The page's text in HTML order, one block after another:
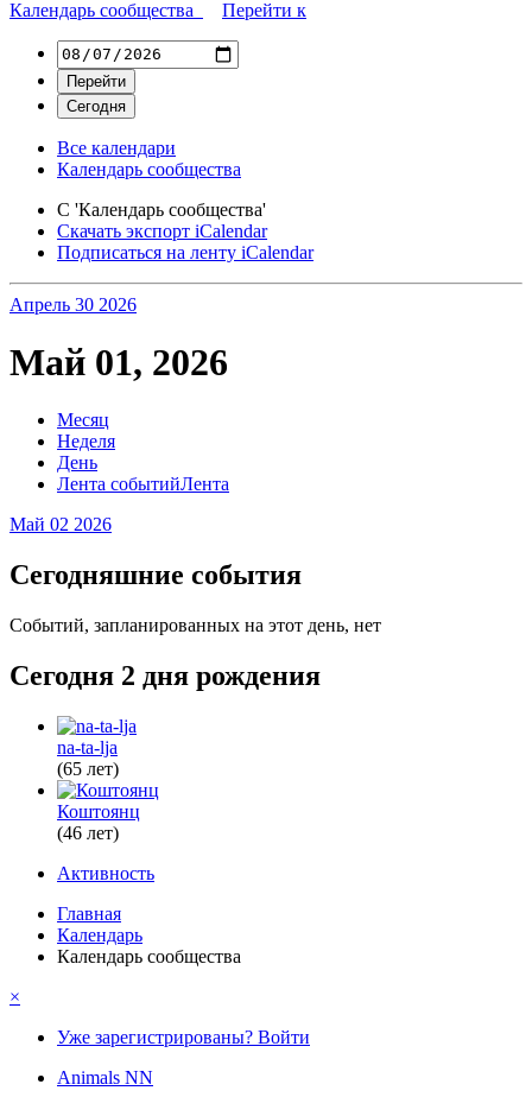
Календарь сообщества
Перейти к
Все календари
Календарь сообщества
С 'Календарь сообщества'
Скачать экспорт iCalendar
Подписаться на ленту iCalendar
Апрель 30 2026
Май 01, 2026
Месяц
Неделя
День
Лента событийЛента
Май 02 2026
Сегодняшние события
Событий, запланированных на этот день, нет
Сегодня 2 дня рождения
na-ta-lja
(65 лет)
Коштоянц
(46 лет)
Активность
Главная
Календарь
Календарь сообщества
×
Уже зарегистрированы? Войти
Animals NN